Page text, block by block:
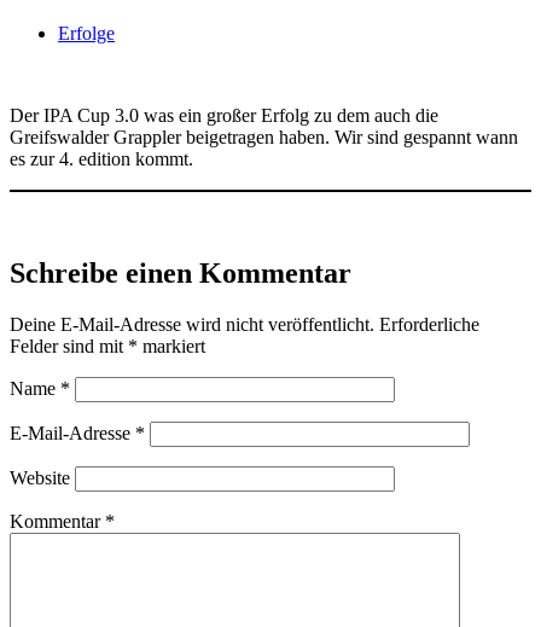
Erfolge
Der IPA Cup 3.0 was ein großer Erfolg zu dem auch die
Greifswalder Grappler beigetragen haben. Wir sind gespannt wann
es zur 4. edition kommt.
Schreibe einen Kommentar
Deine E-Mail-Adresse wird nicht veröffentlicht. Erforderliche
Felder sind mit * markiert
Name *
E-Mail-Adresse *
Website
Kommentar *